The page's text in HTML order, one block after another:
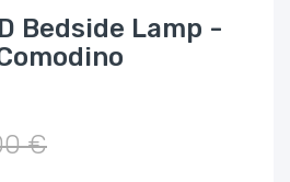
Bedside Lamp -
€